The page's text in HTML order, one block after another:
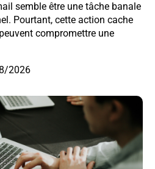
semble être une tâche banale
Pourtant, cette action cache
compromettre une
2026